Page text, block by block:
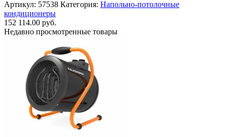
Артикул: 57538 Категория: Напольно-потолочные
кондиционеры
152 114.00 руб.
Недавно просмотренные товары